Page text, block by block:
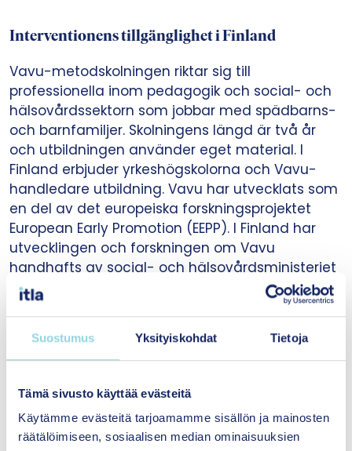
Suostumus Yksityiskohdat Tietoja
Tämä sivusto käyttää evästeitä
Käytämme evästeitä tarjoamamme sisällön ja mainosten
räätälöimiseen, sosiaalisen median ominaisuuksien
Interventionens tillgänglighet i Finland
Vavu-metodskolningen riktar sig till
professionella inom pedagogik och social- och
hälsovårdssektorn som jobbar med spädbarns-
och barnfamiljer. Skolningens längd är två år
och utbildningen använder eget material. I
Finland erbjuder yrkeshögskolorna och Vavu-
handledare utbildning. Vavu har utvecklats som
en del av det europeiska forskningsprojektet
European Early Promotion (EEPP). I Finland har
utvecklingen och forskningen om Vavu
handhafts av social- och hälsovårdsministeriet
och Stakes (nuv. THL). Vavu-metoden används i
Finland av professionella inom pedagogik och
rådgivningarna.
Interventionens forskningsevidens och effekt